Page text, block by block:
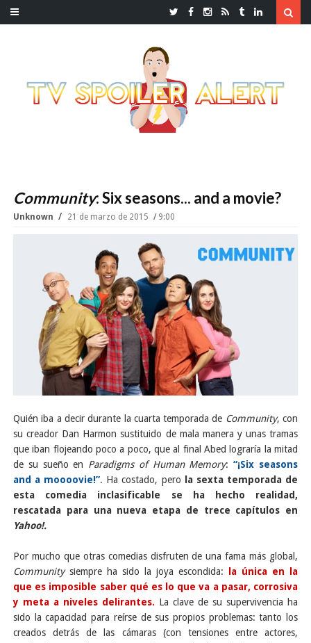
Community: Six seasons... and a movie?
Unknown 21 de marzo de 2015 9:00
Quién iba a decir durante la cuarta temporada de Community, con
su creador Dan Harmon sustituido de mala manera y unas tramas
que iban flojeando poco a poco, que al final Abed lograría la mitad
de su sueño en Paradigms of Human Memory:“¡Six seasons
and a moooovie!”. Ha costado, pero
la sexta temporada de
esta comedia inclasificable se ha hecho realidad,
rescatada para una nueva etapa de trece capítulos en
Yahoo!.
Por mucho que otras comedias disfruten de una fama más global,
Communitysiempre ha sido la joya escondida:
la única en la
que es imposible saber qué es lo que va a pasar, corrosiva
y meta a niveles delirantes. La clave de su supervivencia ha
sido la capacidad para reírse de sus propios problemas: tanto los
creados detrás de las cámaras (con tensiones entre actores,